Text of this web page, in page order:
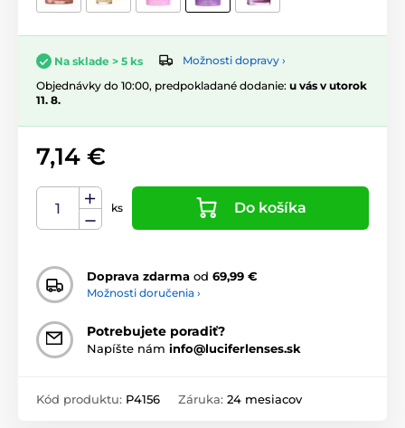
Na sklade > 5 ks
Možnosti dopravy ›
Objednávky do 10:00, predpokladané dodanie: u vás v utorok
11. 8.
7,14 €
ks Do košíka
Doprava zdarma od 69,99 €
Možnosti doručenia ›
Potrebujete poradiť?
Napíšte nám info@luciferlenses.sk
Kód produktu: P4156 Záruka: 24 mesiacov